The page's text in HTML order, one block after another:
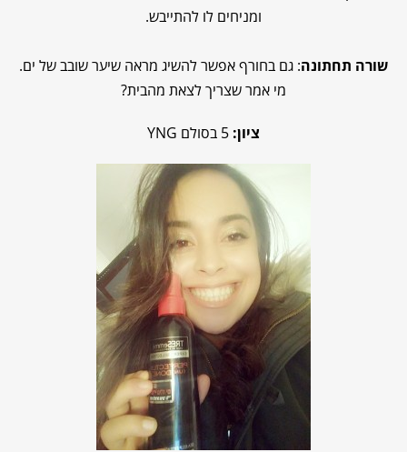
ומניחים לו להתייבש.
שורה תחתונה: גם בחורף אפשר להשיג מראה שיער שובב של ים.
מי אמר שצריך לצאת מהבית?
ציון: